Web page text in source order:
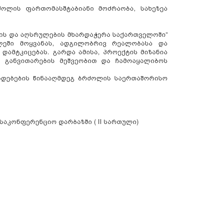
ფართომასშტაბიანი მოძრაობა, სახეზეა
და აღსრულების მხარდაჭერა საქართველოში”
მოყვანას, ადგილობრივ რეალობასა და
გარდა ამისა, პროექტის მიზანია
მეშვეობით და ჩამოაყალიბოს
წინააღმდეგ ბრძოლის საერთაშორისო
დარბაზში ( II სართული)